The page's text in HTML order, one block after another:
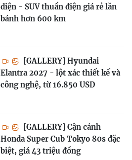
diện - SUV thuần điện giá rẻ lăn
bánh hơn 600 km
[GALLERY] Hyundai
Elantra 2027 - lột xác thiết kế và
công nghệ, từ 16.850 USD
[GALLERY] Cận cảnh
Honda Super Cub Tokyo 80s đặc
biệt, giá 43 triệu đồng